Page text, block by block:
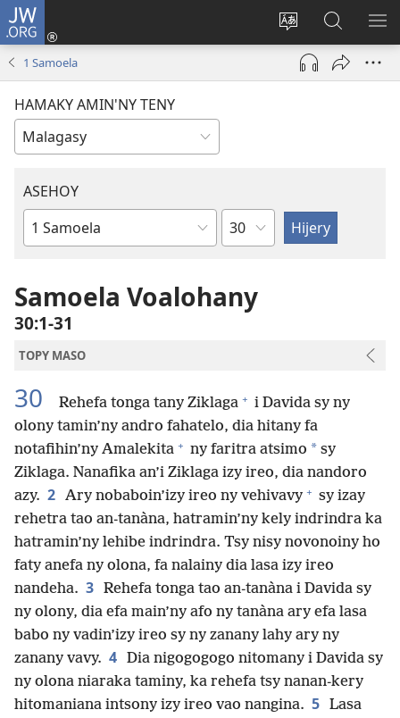
JW.ORG
Hiova
fiteny
Hiditra
(manokatra
rohy)
ato
Amin’ny
1 Samoela
HAMAKY AMIN'NY TENY
ASEHOY
Boky
Amin’ny
Baiboly
Toko
Samoela Voalohany
30:1-31
TOPY MASO
30 Rehefa tonga tany Ziklaga + i Davida sy ny
olony tamin’ny andro fahatelo, dia hitany fa
notafihin’ny Amalekita + ny faritra atsimo * sy
Ziklaga. Nanafika an’i Ziklaga izy ireo, dia nandoro
azy. 2 Ary nobaboin’izy ireo ny vehivavy + sy izay
rehetra tao an-tanàna, hatramin’ny kely indrindra ka
hatramin’ny lehibe indrindra. Tsy nisy novonoiny ho
faty anefa ny olona, fa nalainy dia lasa izy ireo
nandeha. 3 Rehefa tonga tao an-tanàna i Davida sy
ny olony, dia efa main’ny afo ny tanàna ary efa lasa
babo ny vadin’izy ireo sy ny zanany lahy ary ny
zanany vavy. 4 Dia nigogogogo nitomany i Davida sy
ny olona niaraka taminy, ka rehefa tsy nanan-kery
hitomaniana intsony izy ireo vao nangina. 5 Lasa